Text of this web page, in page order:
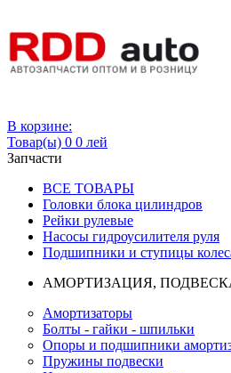
В корзине:
Товар(ы) 0 0 лей
Запчасти
ВСЕ ТОВАРЫ
Головки блока цилиндров
Рейки рулевые
Насосы гидроусилителя руля
Подшипники и ступицы
АМОРТИЗАЦИЯ,
Амортизаторы
Болты - гайки - шпильки
Опоры и подшипники
Пружины подвески